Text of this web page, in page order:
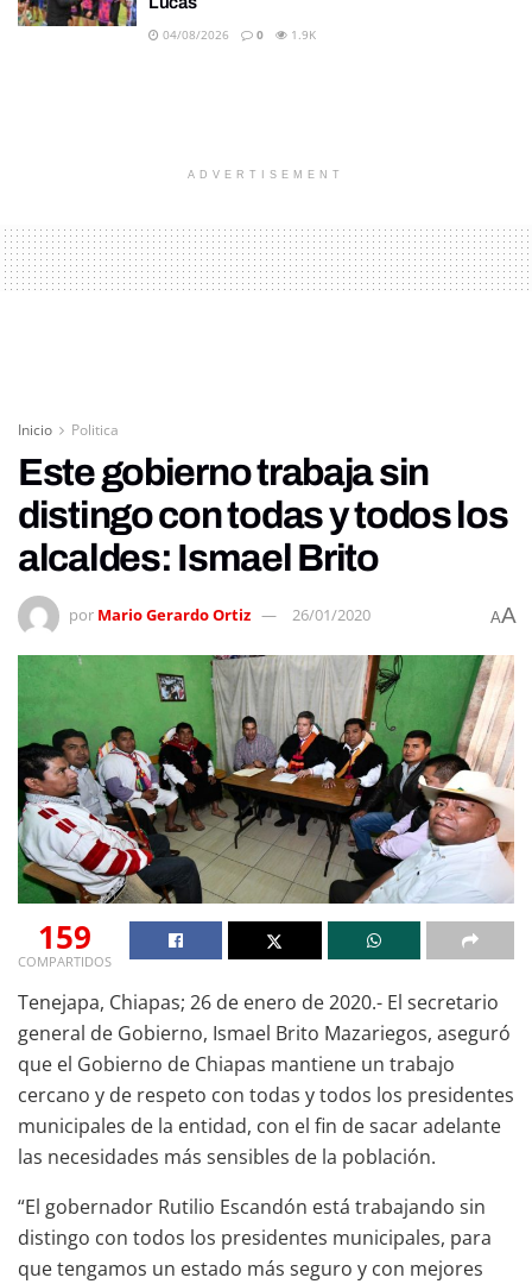
04/08/2026 0 1.9K
ADVERTISEMENT
Inicio Politica
Este gobierno trabaja sin
distingo con todas y todos los
alcaldes: Ismael Brito
por Mario Gerardo Ortiz 26/01/2020 AA
159
COMPARTIDOS
Tenejapa, Chiapas; 26 de enero de 2020.- El secretario
general de Gobierno, Ismael Brito Mazariegos, aseguró
que el Gobierno de Chiapas mantiene un trabajo
cercano y de respeto con todas y todos los presidentes
municipales de la entidad, con el fin de sacar adelante
las necesidades más sensibles de la población.
“El gobernador Rutilio Escandón está trabajando sin
distingo con todos los presidentes municipales, para
que tengamos un estado más seguro y con mejores